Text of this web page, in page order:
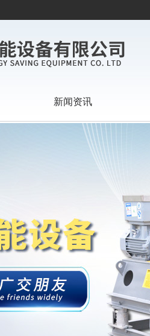
新闻资讯